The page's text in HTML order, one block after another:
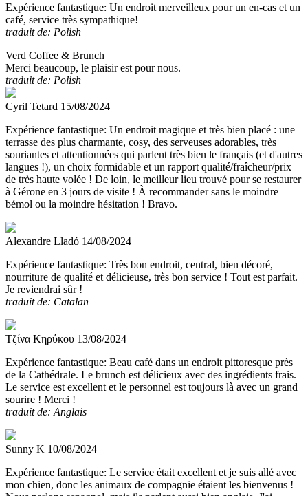
Expérience fantastique: Un endroit merveilleux pour un en-cas et un
café, service très sympathique!
traduit de: Polish
Verd Coffee & Brunch
Merci beaucoup, le plaisir est pour nous.
traduit de: Polish
Cyril Tetard 15/08/2024
Expérience fantastique: Un endroit magique et très bien placé : une
terrasse des plus charmante, cosy, des serveuses adorables, très
souriantes et attentionnées qui parlent très bien le français (et d'autres
langues !), un choix formidable et un rapport qualité/fraîcheur/prix
de très haute volée ! De loin, le meilleur lieu trouvé pour se restaurer
à Gérone en 3 jours de visite ! À recommander sans le moindre
bémol ou la moindre hésitation ! Bravo.
Alexandre Lladó 14/08/2024
Expérience fantastique: Très bon endroit, central, bien décoré,
nourriture de qualité et délicieuse, très bon service ! Tout est parfait.
Je reviendrai sûr !
traduit de: Catalan
Τζίνα Κηρύκου 13/08/2024
Expérience fantastique: Beau café dans un endroit pittoresque près
de la Cathédrale. Le brunch est délicieux avec des ingrédients frais.
Le service est excellent et le personnel est toujours là avec un grand
sourire ! Merci !
traduit de: Anglais
Sunny K 10/08/2024
Expérience fantastique: Le service était excellent et je suis allé avec
mon chien, donc les animaux de compagnie étaient les bienvenus !